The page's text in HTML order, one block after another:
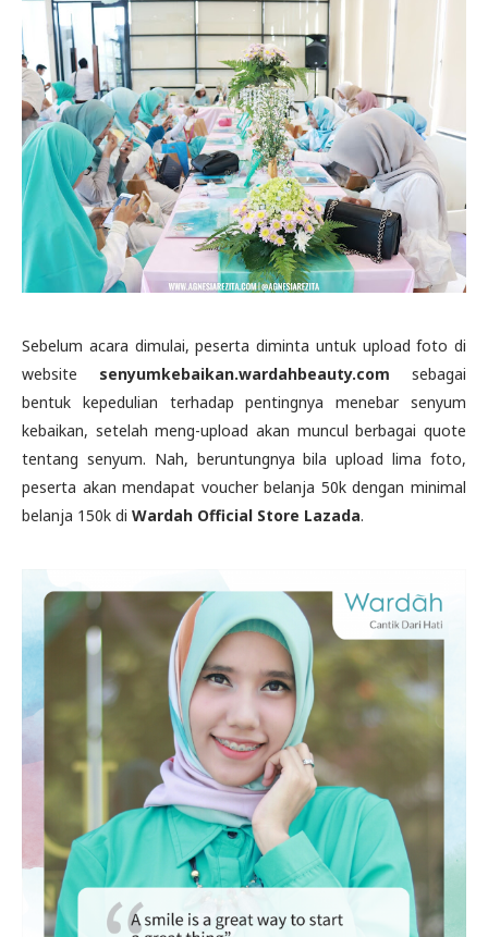
Sebelum acara dimulai, peserta diminta untuk upload foto di
website senyumkebaikan.wardahbeauty.com sebagai
bentuk kepedulian terhadap pentingnya menebar senyum
kebaikan, setelah meng-upload akan muncul berbagai quote
tentang senyum. Nah, beruntungnya bila upload lima foto,
peserta akan mendapat voucher belanja 50k dengan minimal
belanja 150k di Wardah Official Store Lazada.